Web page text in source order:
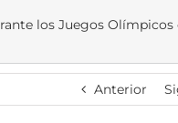
los Juegos
Anterior